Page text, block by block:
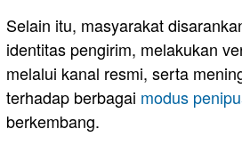
Selain itu, masyarakat
identitas pengirim, melakukan
melalui kanal resmi, serta
terhadap berbagai modus
berkembang.